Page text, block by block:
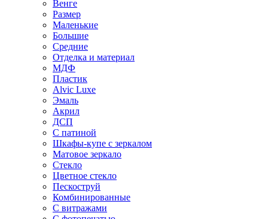
Венге
Размер
Маленькие
Большие
Средние
Отделка и материал
МДФ
Пластик
Alvic Luxe
Эмаль
Акрил
ДСП
С патиной
Шкафы-купе с зеркалом
Матовое зеркало
Стекло
Цветное стекло
Пескоструй
Комбинированные
С витражами